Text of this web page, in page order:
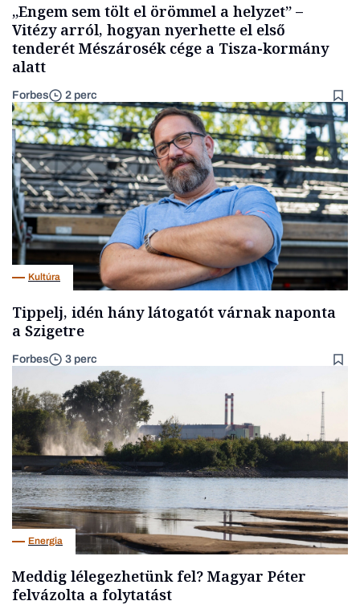
„Engem sem tölt el örömmel a helyzet” –
Vitézy arról, hogyan nyerhette el első
tenderét Mészárosék cége a Tisza-kormány
alatt
Forbes 2 perc
Kultúra
Tippelj, idén hány látogatót várnak naponta
a Szigetre
Forbes 3 perc
Energia
Meddig lélegezhetünk fel? Magyar Péter
felvázolta a folytatást